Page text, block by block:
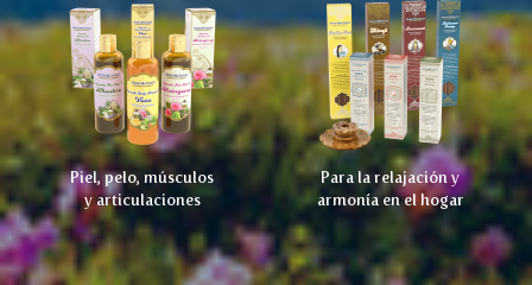
Piel, pelo, músculos
y articulaciones
Para la relajación y
armonía en el hogar